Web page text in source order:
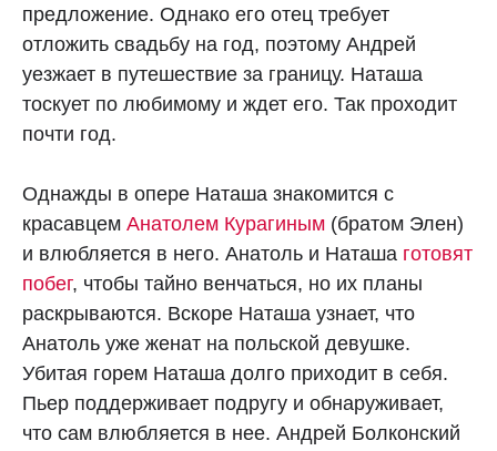
предложение. Однако его отец требует
отложить свадьбу на год, поэтому Андрей
уезжает в путешествие за границу. Наташа
тоскует по любимому и ждет его. Так проходит
почти год.
Однажды в опере Наташа знакомится с
красавцем Анатолем Курагиным (братом Элен)
и влюбляется в него. Анатоль и Наташа готовят
побег, чтобы тайно венчаться, но их планы
раскрываются. Вскоре Наташа узнает, что
Анатоль уже женат на польской девушке.
Убитая горем Наташа долго приходит в себя.
Пьер поддерживает подругу и обнаруживает,
что сам влюбляется в нее. Андрей Болконский